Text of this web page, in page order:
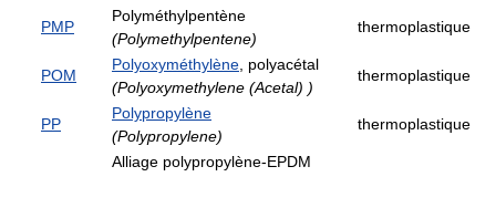
PMP
Polyméthylpentène
(Polymethylpentene)
thermoplastique
POM
Polyoxyméthylène , polyacétal
(Polyoxymethylene (Acetal) )
thermoplastique
PP
Polypropylène
(Polypropylene)
thermoplastique
Alliage polypropylène-EPDM